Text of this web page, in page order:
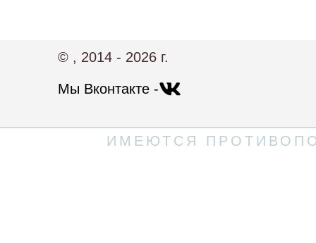
© , 2014 - 2026 г.
Мы Вконтакте -
ИМЕЮТСЯ